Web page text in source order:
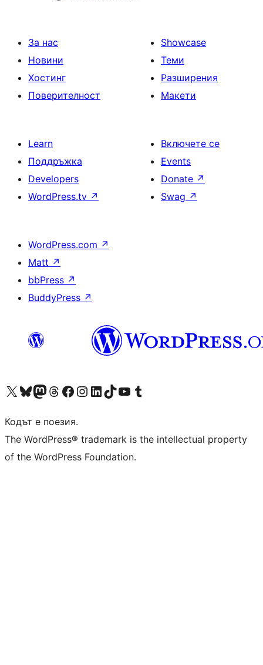
За нас
Новини
Хостинг
Поверителност
Showcase
Теми
Разширения
Макети
Learn
Поддръжка
Developers
WordPress.tv ↗
Включете се
Events
Donate ↗
Swag ↗
WordPress.com ↗
Matt ↗
bbPress ↗
BuddyPress ↗
Visit our X (formerly Twitter) account
Visit our Bluesky account
Visit our Mastodon account
Visit our Threads account
Посетете нашата страница във Facebook
Посетете нашия профил в Instagram
Посетете нашия профил в LinkedIn
Visit our TikTok account
Visit our YouTube channel
Visit our Tumblr account
Кодът е поезия.
The WordPress® trademark is the intellectual property
of the WordPress Foundation.